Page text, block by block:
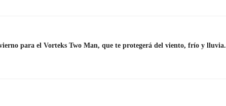
para el Vorteks Two Man, que te protegerá del viento, frío y lluvia.